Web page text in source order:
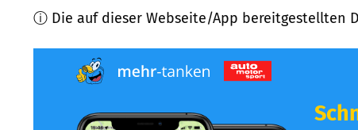
ⓘ Die auf dieser Webseite/App bereitgestellten